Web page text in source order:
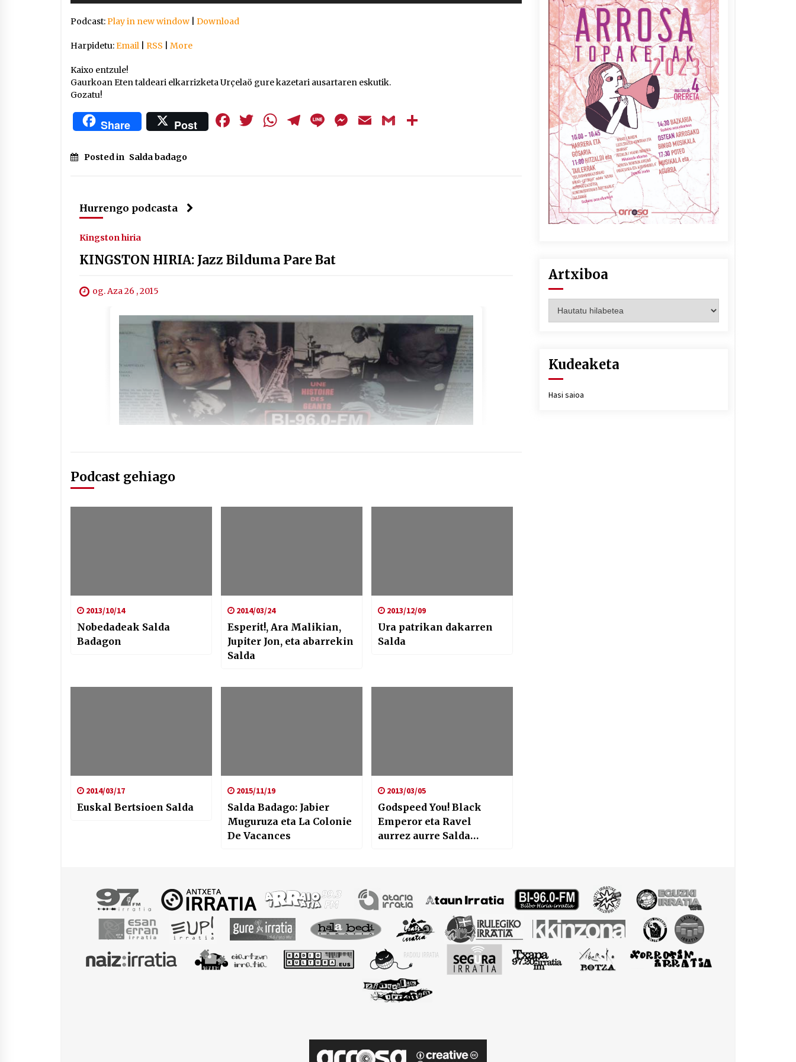
Mila esker guztioi!
Azaroak 6 Iurretan Arrosa
sarearen IX. topaketak
2021/10/04
urteez
2021/07/16
Berria egunkarian
elkarrizketa Arrosaren 20
urteez
2021/07/06
Hala Bedi irratiko Hizpidea
Arrosaren laburpen bideoa
Hamaika Telebistaren eskutik
2021/06/30
Podcast:Play in new window Download
Harpidetu:Email RSS More
Kaixo entzule!
Gaurkoan Eten taldeari elkarrizketa Urçelaö gure kazetari ausartaren eskutik.
Gozatu!
Share Post Facebook
Twitter
WhatsApp
Telegram
LineMessenger
EmailGmail
Posted in Salda badago
Hurrengo podcasta
Kingston hiria
KINGSTON HIRIA: Jazz Bilduma Pare Bat
og. Aza 26 , 2015
Podcast gehiago
2013/10/14
Nobedadeak Salda
Badagon
2014/03/24
Esperit!, Ara Malikian,
Jupiter Jon, eta abarrekin
Salda
2013/12/09
Ura patrikan dakarren
Salda
2014/03/17
Euskal Bertsioen Salda
2015/11/19
Salda Badago: Jabier
Muguruza eta La Colonie
De Vacances
2013/03/05
Godspeed You! Black
Emperor eta Ravel
aurrez aurre Salda
Artxiboa
Kudeaketa
Hasi saioa